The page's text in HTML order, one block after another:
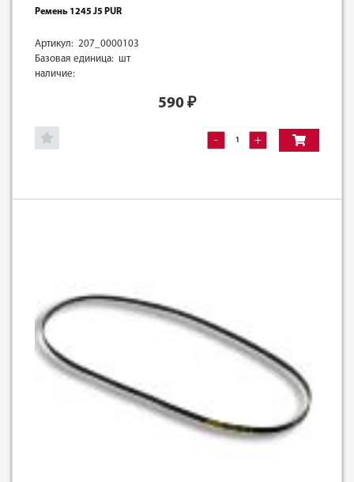
Ремень 1245 J5 PUR
Артикул: 207_0000103
Базовая единица: шт
наличие:
590 ₽
- +